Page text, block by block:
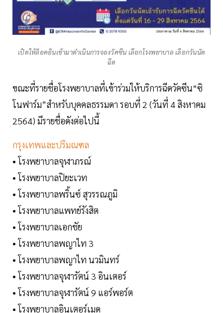
เปิดให้ล็อคอินเข้ามาดำเนินการจองวัคซีน เลือกโรงพยาบาล เลือกวันนัด
ฉีด
ขณะที่รายชื่อโรงพยาบาลที่เข้าร่วมให้บริการฉีดวัคซีน“ซิ
โนฟาร์ม”สำหรับบุคคลธรรมดา รอบที่ 2 (วันที่ 4 สิงหาคม
2564) มีรายชื่อดังต่อไปนี้
กรุงเทพและปริมณฑล
• โรงพยาบาลจุฬาภรณ์
• โรงพยาบาลปิยะเวท
• โรงพยาบาลพริ้นซ์ สุวรรณภูมิ
• โรงพยาบาลแพทย์รังสิต
• โรงพยาบาลเอกชัย
• โรงพยาบาลพญาไท 3
• โรงพยาบาลพญาไท นวมินทร์
• โรงพยาบาลจุฬารัตน์ 3 อินเตอร์
• โรงพยาบาลจุฬารัตน์ 9 แอร์พอร์ต
• โรงพยาบาลอินเตอร์เมด